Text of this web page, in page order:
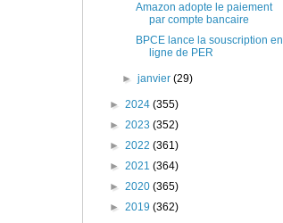
Amazon adopte le paiement
par compte bancaire
BPCE lance la souscription en
ligne de PER
►janvier(29)
► 2024 (355)
► 2023 (352)
► 2022 (361)
► 2021 (364)
► 2020 (365)
► 2019 (362)